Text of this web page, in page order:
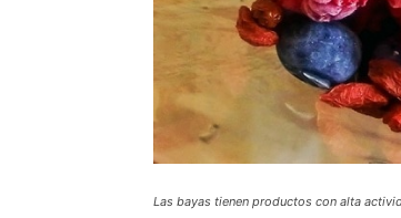
Las bayas tienen productos con alta